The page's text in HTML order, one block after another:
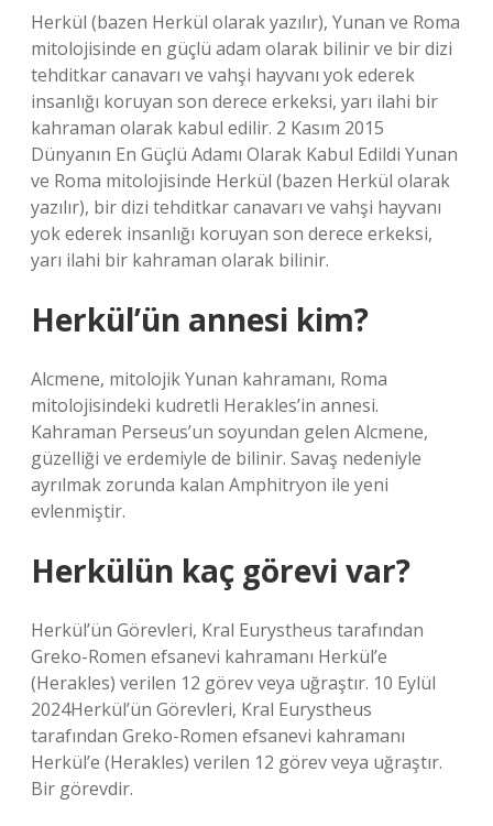
Herkül (bazen Herkül olarak yazılır), Yunan ve Roma
mitolojisinde en güçlü adam olarak bilinir ve bir dizi
tehditkar canavarı ve vahşi hayvanı yok ederek
insanlığı koruyan son derece erkeksi, yarı ilahi bir
kahraman olarak kabul edilir. 2 Kasım 2015
Dünyanın En Güçlü Adamı Olarak Kabul Edildi Yunan
ve Roma mitolojisinde Herkül (bazen Herkül olarak
yazılır), bir dizi tehditkar canavarı ve vahşi hayvanı
yok ederek insanlığı koruyan son derece erkeksi,
yarı ilahi bir kahraman olarak bilinir.
Herkül’ün annesi kim?
Alcmene, mitolojik Yunan kahramanı, Roma
mitolojisindeki kudretli Herakles’in annesi.
Kahraman Perseus’un soyundan gelen Alcmene,
güzelliği ve erdemiyle de bilinir. Savaş nedeniyle
ayrılmak zorunda kalan Amphitryon ile yeni
evlenmiştir.
Herkülün kaç görevi var?
Herkül’ün Görevleri, Kral Eurystheus tarafından
Greko-Romen efsanevi kahramanı Herkül’e
(Herakles) verilen 12 görev veya uğraştır. 10 Eylül
2024Herkül’ün Görevleri, Kral Eurystheus
tarafından Greko-Romen efsanevi kahramanı
Herkül’e (Herakles) verilen 12 görev veya uğraştır.
Bir görevdir.